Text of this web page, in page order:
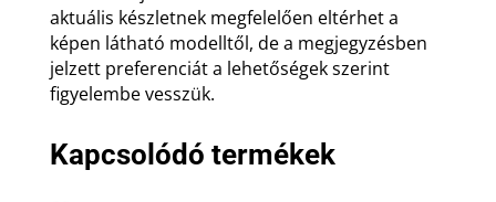
aktuális készletnek megfelelően eltérhet a
képen látható modelltől, de a megjegyzésben
jelzett preferenciát a lehetőségek szerint
figyelembe vesszük.
Kapcsolódó termékek